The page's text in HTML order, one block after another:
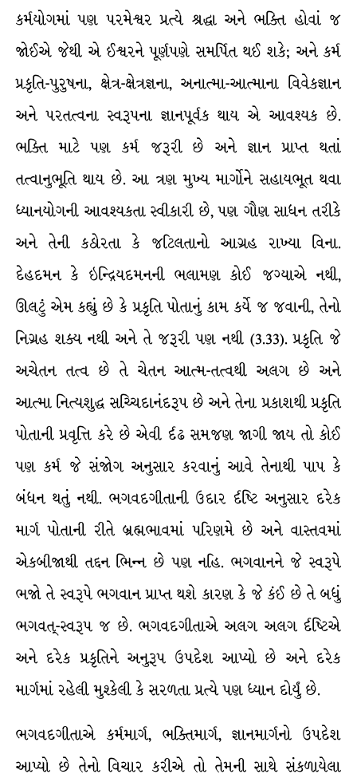
કર્મયોગમાં પણ પરમેશ્વર પ્રત્યે શ્રદ્ધા અને ભક્તિ હોવાં જ
જોઈએ જેથી એ ઈશ્વરને પૂર્ણપણે સમર્પિત થઈ શકે; અને કર્મ
પ્રકૃતિ-પુરુષના, ક્ષેત્ર-ક્ષેત્રજ્ઞના, અનાત્મા-આત્માના વિવેકજ્ઞાન
અને પરતત્વના સ્વરૂપના જ્ઞાનપૂર્વક થાય એ આવશ્યક છે.
ભક્તિ માટે પણ કર્મ જરૂરી છે અને જ્ઞાન પ્રાપ્ત થતાં
તત્વાનુભૂતિ થાય છે. આ ત્રણ મુખ્ય માર્ગોને સહાયભૂત થવા
ધ્યાનયોગની આવશ્યકતા સ્વીકારી છે, પણ ગૌણ સાધન તરીકે
અને તેની કઠોરતા કે જટિલતાનો આગ્રહ રાખ્યા વિના.
દેહદમન કે ઇન્દ્રિયદમનની ભલામણ કોઈ જગ્યાએ નથી,
ઊલટું એમ કહ્યું છે કે પ્રકૃતિ પોતાનું કામ કર્યે જ જવાની, તેનો
નિગ્રહ શક્ય નથી અને તે જરૂરી પણ નથી (3.33). પ્રકૃતિ જે
અચેતન તત્વ છે તે ચેતન આત્મ-તત્વથી અલગ છે અને
આત્મા નિત્યશુદ્ધ સચ્ચિદાનંદરૂપ છે અને તેના પ્રકાશથી પ્રકૃતિ
પોતાની પ્રવૃત્તિ કરે છે એવી ર્દઢ સમજણ જાગી જાય તો કોઈ
પણ કર્મ જે સંજોગ અનુસાર કરવાનું આવે તેનાથી પાપ કે
બંધન થતું નથી. ભગવદગીતાની ઉદાર ર્દષ્ટિ અનુસાર દરેક
માર્ગ પોતાની રીતે બ્રહ્મભાવમાં પરિણમે છે અને વાસ્તવમાં
એકબીજાથી તદ્દન ભિન્ન છે પણ નહિ. ભગવાનને જે સ્વરૂપે
ભજો તે સ્વરૂપે ભગવાન પ્રાપ્ત થશે કારણ કે જે કંઈ છે તે બધું
ભગવત્-સ્વરૂપ જ છે. ભગવદગીતાએ અલગ અલગ ર્દષ્ટિએ
અને દરેક પ્રકૃતિને અનુરૂપ ઉપદેશ આપ્યો છે અને દરેક
માર્ગમાં રહેલી મુશ્કેલી કે સરળતા પ્રત્યે પણ ધ્યાન દોર્યું છે.
ભગવદગીતાએ કર્મમાર્ગ, ભક્તિમાર્ગ, જ્ઞાનમાર્ગનો ઉપદેશ
આપ્યો છે તેનો વિચાર કરીએ તો તેમની સાથે સંકળાયેલા